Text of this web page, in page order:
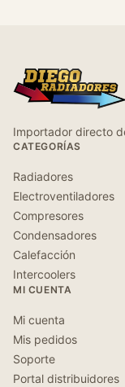
Importador directo
CATEGORÍAS
Radiadores
Electroventiladores
Compresores
Condensadores
Calefacción
Intercoolers
MI CUENTA
Mi cuenta
Mis pedidos
Soporte
Portal distribuidores